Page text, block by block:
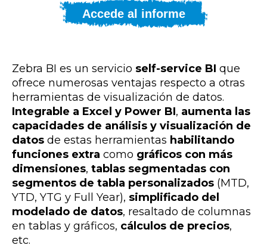
Accede al informe
Zebra BI es un servicio self-service BI que
ofrece numerosas ventajas respecto a otras
herramientas de visualización de datos.
Integrable a Excel y Power BI, aumenta las
capacidades de análisis y visualización de
datos de estas herramientas habilitando
funciones extra como gráficos con más
dimensiones, tablas segmentadas con
segmentos de tabla personalizados (MTD,
YTD, YTG y Full Year), simplificado del
modelado de datos, resaltado de columnas
en tablas y gráficos, cálculos de precios,
etc.